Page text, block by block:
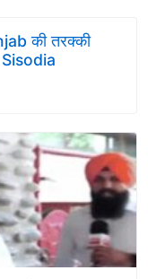
की तरक्की
Sisodia